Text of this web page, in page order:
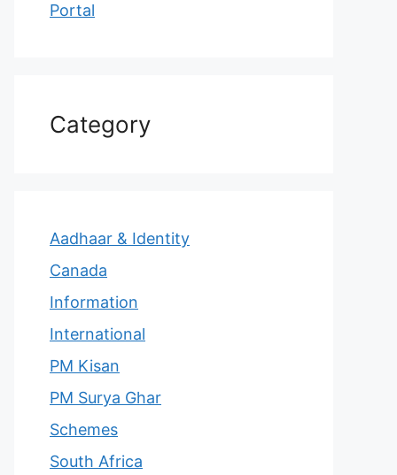
Portal
Category
Aadhaar & Identity
Canada
Information
International
PM Kisan
PM Surya Ghar
Schemes
South Africa